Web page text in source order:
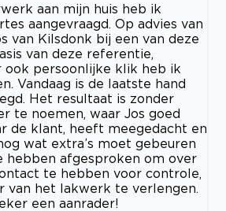
aan mijn huis heb ik
aangevraagd. Op advies van
van Kilsdonk bij een van deze
van deze referentie,
ook persoonlijke klik heb ik
Vandaag is de laatste hand
Het resultaat is zonder
te noemen, waar Jos goed
de klant, heeft meegedacht en
wat extra’s moet gebeuren
hebben afgesproken om over
te hebben voor controle,
van het lakwerk te verlengen.
een aanrader!